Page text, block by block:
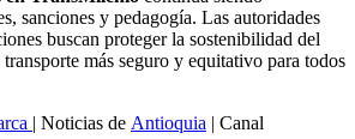
sanciones y pedagogía. Las autoridades
buscan proteger la sostenibilidad del
más seguro y equitativo para todos
| Noticias de Antioquia | Canal